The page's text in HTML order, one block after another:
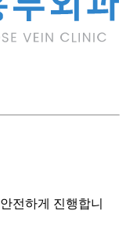
전하게 진행합니